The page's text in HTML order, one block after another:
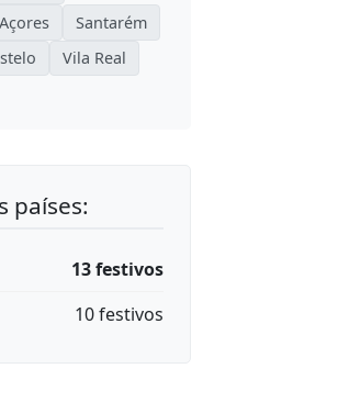
Santarém
Vila Real
países:
13 festivos
10 festivos